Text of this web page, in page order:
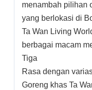
menambah pilihan
yang berlokasi di
Ta Wan Living
berbagai macam
Tiga
Rasa dengan
Goreng khas Ta